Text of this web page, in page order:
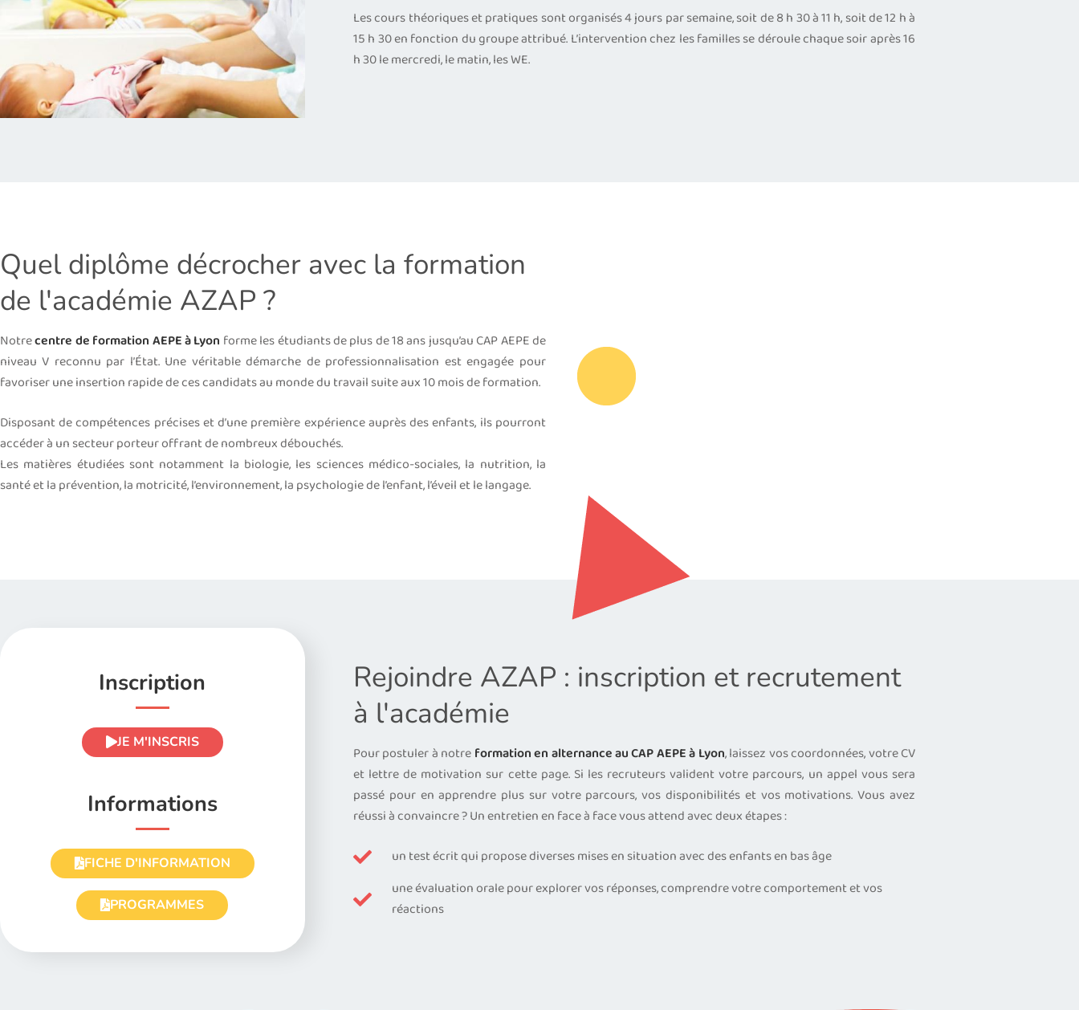
Les cours théoriques et pratiques sont organisés 4 jours par semaine, soit de 8 h 30 à 11 h, soit de 12 h à
15 h 30 en fonction du groupe attribué. L’intervention chez les familles se déroule chaque soir après 16
h 30 le mercredi, le matin, les WE.
Quel diplôme décrocher avec la formation
de l'académie AZAP ?
Notrecentre de formation AEPE à Lyon forme les étudiants de plus de 18 ans jusqu’au CAP AEPE de
niveau V reconnu par l’État. Une véritable démarche de professionnalisation est engagée pour
favoriser une insertion rapide de ces candidats au monde du travail suite aux 10 mois de formation.
Disposant de compétences précises et d’une première expérience auprès des enfants, ils pourront
accéder à un secteur porteur offrant de nombreux débouchés.
Les matières étudiées sont notamment la biologie, les sciences médico-sociales, la nutrition, la
santé et la prévention, la motricité, l’environnement, la psychologie de l’enfant, l’éveil et le langage.
Inscription
JE M'INSCRIS
Informations
FICHE D'INFORMATION
PROGRAMMES
Rejoindre AZAP : inscription et recrutement
à l'académie
Pour postuler à notre formation en alternance au CAP AEPE à Lyon, laissez vos coordonnées, votre CV
et lettre de motivation sur cette page. Si les recruteurs valident votre parcours, un appel vous sera
passé pour en apprendre plus sur votre parcours, vos disponibilités et vos motivations. Vous avez
réussi à convaincre ? Un entretien en face à face vous attend avec deux étapes :
un test écrit qui propose diverses mises en situation avec des enfants en bas âge
une évaluation orale pour explorer vos réponses, comprendre votre comportement et vos
réactions